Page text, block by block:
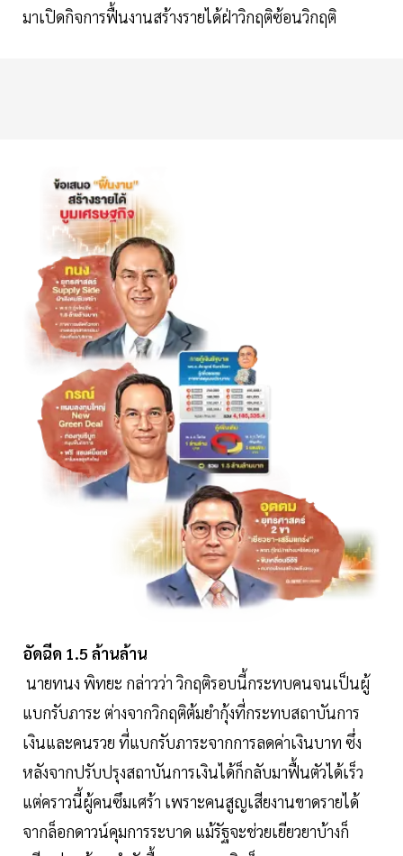
มาเปิดกิจการฟื้นงานสร้างรายได้ฝ่าวิกฤติซ้อนวิกฤติ
อัดฉีด 1.5 ล้านล้าน
นายทนง พิทยะ กล่าวว่า วิกฤติรอบนี้กระทบคนจนเป็นผู้
แบกรับภาระ ต่างจากวิกฤติต้มยำกุ้งที่กระทบสถาบันการ
เงินและคนรวย ที่แบกรับภาระจากการลดค่าเงินบาท ซึ่ง
หลังจากปรับปรุงสถาบันการเงินได้ก็กลับมาฟื้นตัวได้เร็ว
แต่คราวนี้ผู้คนซึมเศร้า เพราะคนสูญเสียงานขาดรายได้
จากล็อกดาวน์คุมการระบาด แม้รัฐจะช่วยเยียวยาบ้างก็